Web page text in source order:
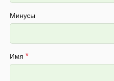
Минусы
Имя *